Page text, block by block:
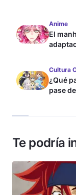
Anime
El
Cultura
¿Qué
pase
Te podría